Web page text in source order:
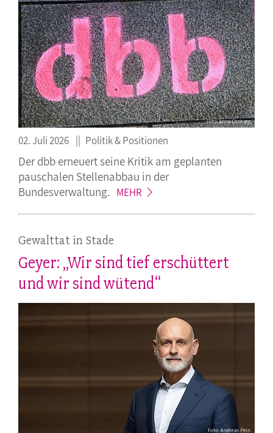
02. Juli 2026 Politik & Positionen
Der dbb erneuert seine Kritik am geplanten
pauschalen Stellenabbau in der
Bundesverwaltung. MEHR
Gewalttat in Stade
Geyer: „Wir sind tief erschüttert
und wir sind wütend“